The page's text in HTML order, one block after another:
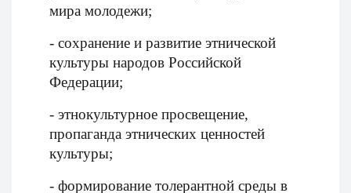
мира молодежи;
- сохранение и развитие этнической
культуры народов Российской
Федерации;
- этнокультурное просвещение,
пропаганда этнических ценностей
культуры;
- формирование толерантной среды в